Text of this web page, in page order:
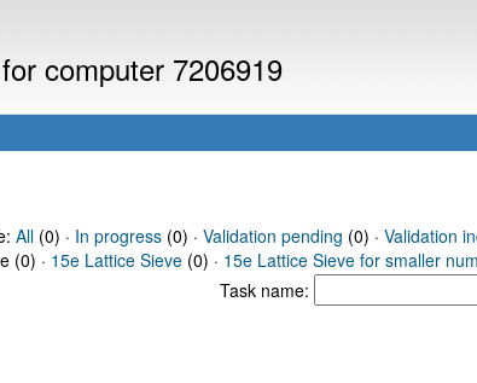
computer 7206919
All(0) · In progress(0) · Validation pending (0) · Validation
(0) · 15e Lattice Sieve (0) · 15e Lattice Sieve for smaller
Task name: